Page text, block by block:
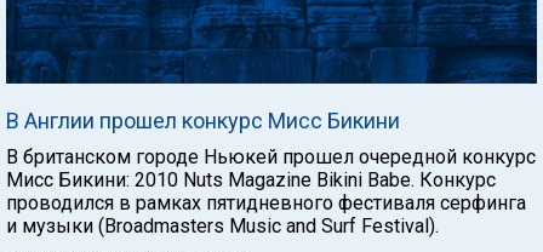
В Англии прошел конкурс Мисс Бикини
В британском городе Ньюкей прошел очередной конкурс
Мисс Бикини: 2010 Nuts Magazine Bikini Babe. Конкурс
проводился в рамках пятидневного фестиваля серфинга
и музыки (Broadmasters Music and Surf Festival).